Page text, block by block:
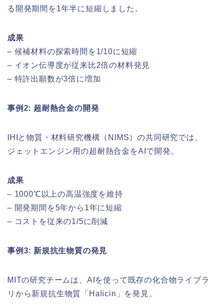
る開発期間を1年半に短縮しました。
成果
– 候補材料の探索時間を1/10に短縮
– イオン伝導度が従来比2倍の材料発見
– 特許出願数が3倍に増加
事例2: 超耐熱合金の開発
IHIと物質・材料研究機構（NIMS）の共同研究では、
ジェットエンジン用の超耐熱合金をAIで開発。
成果
– 1000℃以上の高温強度を維持
– 開発期間を5年から1年に短縮
– コストを従来の1/5に削減
事例3: 新規抗生物質の発見
MITの研究チームは、AIを使って既存の化合物ライブラ
リから新規抗生物質「Halicin」を発見。